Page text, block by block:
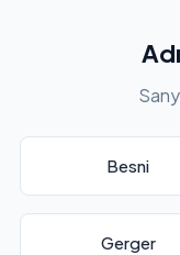
Besni
Gerger